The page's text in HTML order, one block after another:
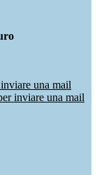
una mail
inviare una mail